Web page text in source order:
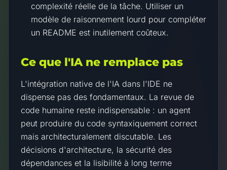
complexité réelle de la tâche. Utiliser un
modèle de raisonnement lourd pour compléter
un README est inutilement coûteux.
Ce que l'IA ne remplace pas
L'intégration native de l'IA dans l'IDE ne
dispense pas des fondamentaux. La revue de
code humaine reste indispensable : un agent
peut produire du code syntaxiquement correct
mais architecturalement discutable. Les
décisions d'architecture, la sécurité des
dépendances et la lisibilité à long terme